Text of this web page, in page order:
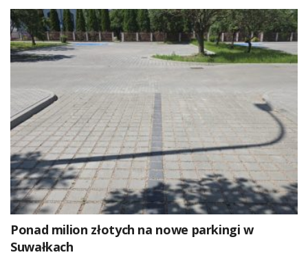
Ponad milion złotych na nowe parkingi w
Suwałkach